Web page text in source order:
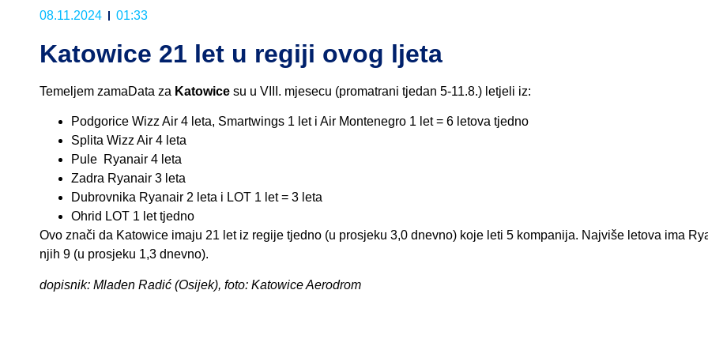
08.11.2024 01:33
Katowice 21 let u regiji ovog ljeta
Temeljem zamaData za Katowice su u VIII. mjesecu (promatrani tjedan 5-11.8.) letjeli iz:
Podgorice Wizz Air 4 leta, Smartwings 1 let i Air Montenegro 1 let = 6 letova tjedno
Splita Wizz Air 4 leta
Pule Ryanair 4 leta
Zadra Ryanair 3 leta
Dubrovnika Ryanair 2 leta i LOT 1 let = 3 leta
Ohrid LOT 1 let tjedno
Ovo znači da Katowice imaju 21 let iz regije tjedno (u prosjeku 3,0 dnevno) koje leti 5 kompanija. Najviše letova ima
njih 9 (u prosjeku 1,3 dnevno).
dopisnik: Mladen Radić (Osijek), foto: Katowice Aerodrom